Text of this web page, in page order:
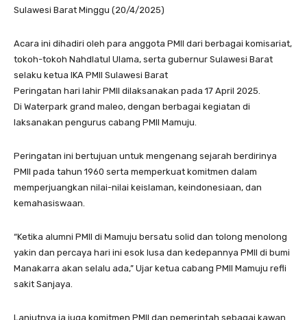
Sulawesi Barat Minggu (20/4/2025)
Acara ini dihadiri oleh para anggota PMII dari berbagai komisariat,
tokoh-tokoh Nahdlatul Ulama, serta gubernur Sulawesi Barat
selaku ketua IKA PMII Sulawesi Barat
Peringatan hari lahir PMII dilaksanakan pada 17 April 2025.
Di Waterpark grand maleo, dengan berbagai kegiatan di
laksanakan pengurus cabang PMII Mamuju.
Peringatan ini bertujuan untuk mengenang sejarah berdirinya
PMII pada tahun 1960 serta memperkuat komitmen dalam
memperjuangkan nilai-nilai keislaman, keindonesiaan, dan
kemahasiswaan.
“Ketika alumni PMII di Mamuju bersatu solid dan tolong menolong
yakin dan percaya hari ini esok lusa dan kedepannya PMII di bumi
Manakarra akan selalu ada,” Ujar ketua cabang PMII Mamuju refli
sakit Sanjaya.
Lanjutnya ia juga komitmen PMII dan pemerintah sebagai kawan